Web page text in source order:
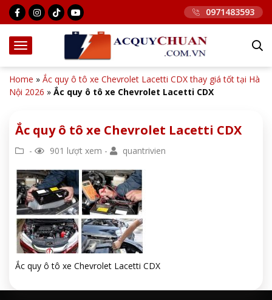
0971483593
Home » Ắc quy ô tô xe Chevrolet Lacetti CDX thay giá tốt tại Hà
Nội 2026 » Ắc quy ô tô xe Chevrolet Lacetti CDX
Ắc quy ô tô xe Chevrolet Lacetti CDX
- 901 lượt xem - quantrivien
Ắc quy ô tô xe Chevrolet Lacetti CDX